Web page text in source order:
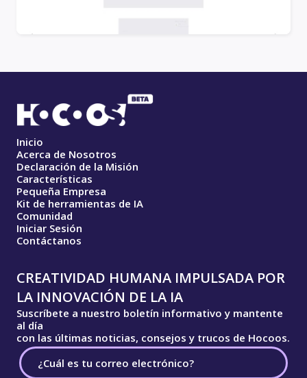
Inicio
Acerca de Nosotros
Declaración de la Misión
Características
Pequeña Empresa
Kit de herramientas de IA
Comunidad
Iniciar Sesión
Contáctanos
CREATIVIDAD HUMANA IMPULSADA POR
LA INNOVACIÓN DE LA IA
Suscríbete a nuestro boletín informativo y mantente
al día
con las últimas noticias, consejos y trucos de Hocoos.